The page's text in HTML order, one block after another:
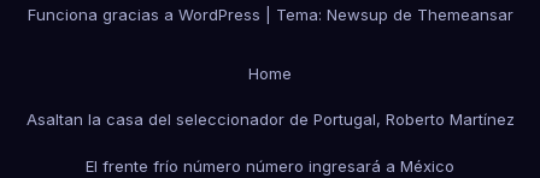
Funciona gracias a WordPress Tema: Newsup de Themeansar
Home
Asaltan la casa del seleccionador de Portugal, Roberto Martínez
El frente frío número número ingresará a México